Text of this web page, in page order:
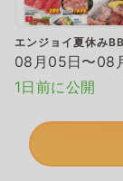
エンジョイ夏休み
08月05日〜08
1日前に公開